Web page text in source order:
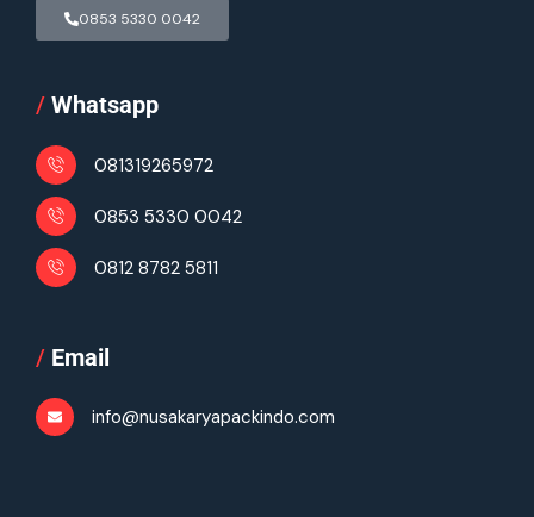
0853 5330 0042
/ Whatsapp
081319265972
0853 5330 0042
0812 8782 5811
/ Email
info@nusakaryapackindo.com